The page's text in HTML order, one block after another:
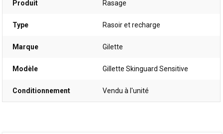
Produit Rasage
Type Rasoir et recharge
Marque Gilette
Modèle Gillette Skinguard Sensitive
Conditionnement Vendu à l'unité